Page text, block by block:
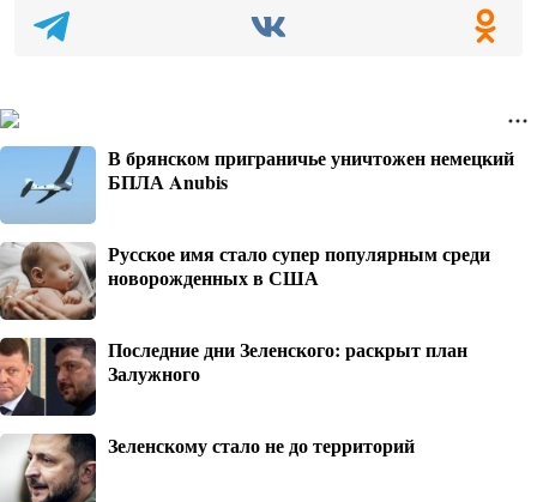
В брянском приграничье уничтожен немецкий
БПЛА Anubis
Русское имя стало супер популярным среди
новорожденных в США
Последние дни Зеленского: раскрыт план
Залужного
Зеленскому стало не до территорий